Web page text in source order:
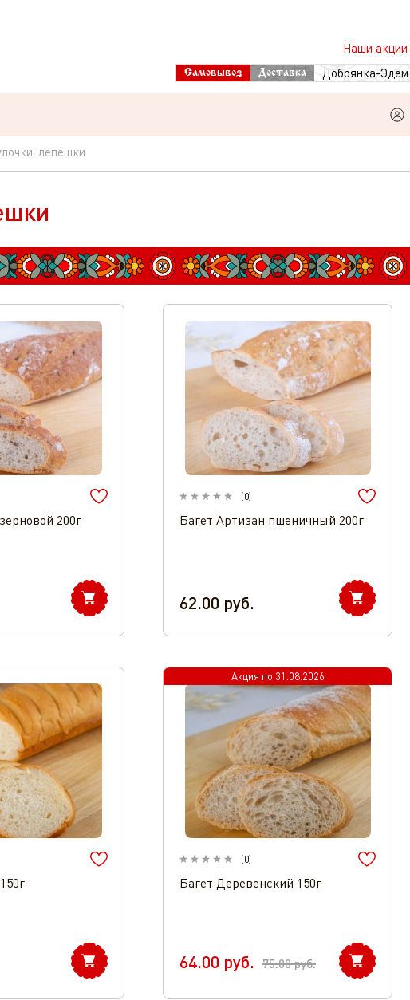
Наши акции
Самовывоз Доставка Добрянка-Эдем
лепешки
200г
(0)
Багет Артизан пшеничный 200г
62.00 руб.
Акция по 31.08.2026
(0)
Багет Деревенский 150г
64.00 руб. 75.00руб.